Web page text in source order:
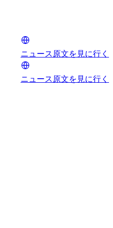
ニュース原文を見に行く
ニュース原文を見に行く